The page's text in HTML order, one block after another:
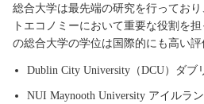
総合大学は最先端の研究を行ってお
トエコノミーにおいて重要な役割を
の総合大学の学位は国際的にも高い評
Dublin City University（DCU）ダブ
NUI Maynooth University アイルラ